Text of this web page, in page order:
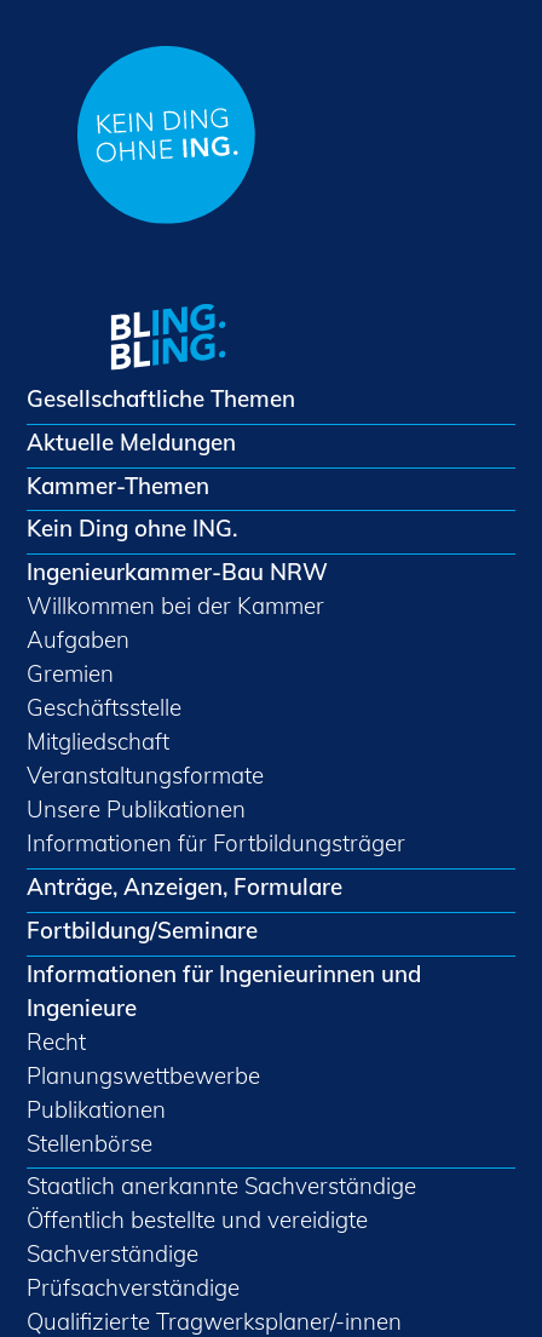
Gesellschaftliche Themen
Aktuelle Meldungen
Kammer-Themen
Kein Ding ohne ING.
Ingenieurkammer-Bau NRW
Willkommen bei der Kammer
Aufgaben
Gremien
Geschäftsstelle
Mitgliedschaft
Veranstaltungsformate
Unsere Publikationen
Informationen für Fortbildungsträger
Anträge, Anzeigen, Formulare
Fortbildung/Seminare
Informationen für Ingenieurinnen und
Ingenieure
Recht
Planungswettbewerbe
Publikationen
Stellenbörse
Staatlich anerkannte Sachverständige
Öffentlich bestellte und vereidigte
Sachverständige
Prüfsachverständige
Qualifizierte Tragwerksplaner/-innen